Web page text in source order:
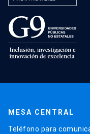
MESA CENTRAL
Teléfono para